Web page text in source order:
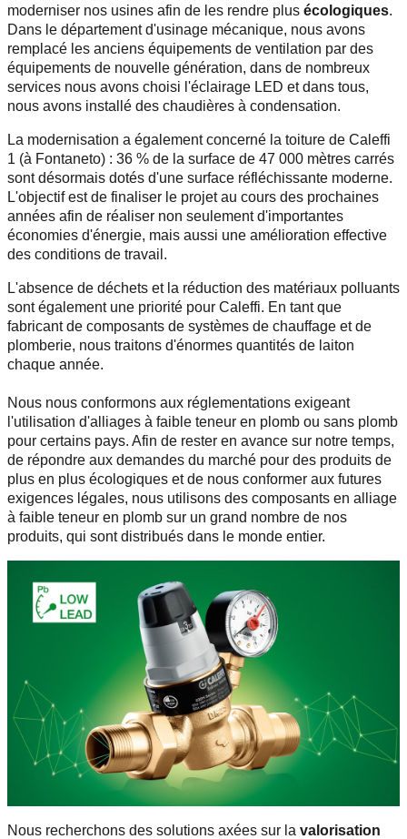
moderniser nos usines afin de les rendre plus écologiques.
Dans le département d'usinage mécanique, nous avons
remplacé les anciens équipements de ventilation par des
équipements de nouvelle génération, dans de nombreux
services nous avons choisi l'éclairage LED et dans tous,
nous avons installé des chaudières à condensation.
La modernisation a également concerné la toiture de Caleffi
1 (à Fontaneto) : 36 % de la surface de 47 000 mètres carrés
sont désormais dotés d'une surface réfléchissante moderne.
L'objectif est de finaliser le projet au cours des prochaines
années afin de réaliser non seulement d'importantes
économies d'énergie, mais aussi une amélioration effective
des conditions de travail.
L'absence de déchets et la réduction des matériaux polluants
sont également une priorité pour Caleffi. En tant que
fabricant de composants de systèmes de chauffage et de
plomberie, nous traitons d'énormes quantités de laiton
chaque année.
Nous nous conformons aux réglementations exigeant
l'utilisation d'alliages à faible teneur en plomb ou sans plomb
pour certains pays. Afin de rester en avance sur notre temps,
de répondre aux demandes du marché pour des produits de
plus en plus écologiques et de nous conformer aux futures
exigences légales, nous utilisons des composants en alliage
à faible teneur en plomb sur un grand nombre de nos
produits, qui sont distribués dans le monde entier.
Nous recherchons des solutions axées sur la valorisation